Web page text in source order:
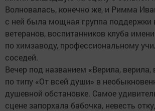
Волновалась, конечно же, и Римма
с ней была мощная группа поддержки
ветеранов, воспитанников клуба
по химзаводу, профессиональному
соседей.
Вечер под названием «Верила,
по типу «От всей души» в
душевной обстановке. Самое
сцене запорхала бабочка, невесть